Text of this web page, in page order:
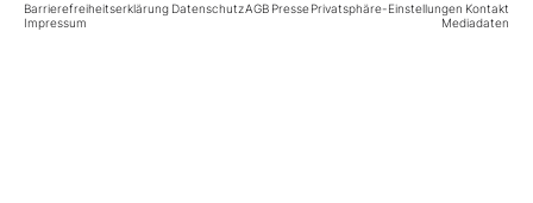
Barrierefreiheitserklärung DatenschutzAGB PressePrivatsphäre-Einstellungen Kontakt
Impressum
Mediadaten